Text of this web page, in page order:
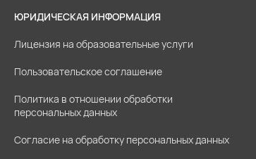
ЮРИДИЧЕСКАЯ ИНФОРМАЦИЯ
Лицензия на образовательные услуги
Пользовательское соглашение
Политика в отношении обработки
персональных данных
Согласие на обработку персональных данных